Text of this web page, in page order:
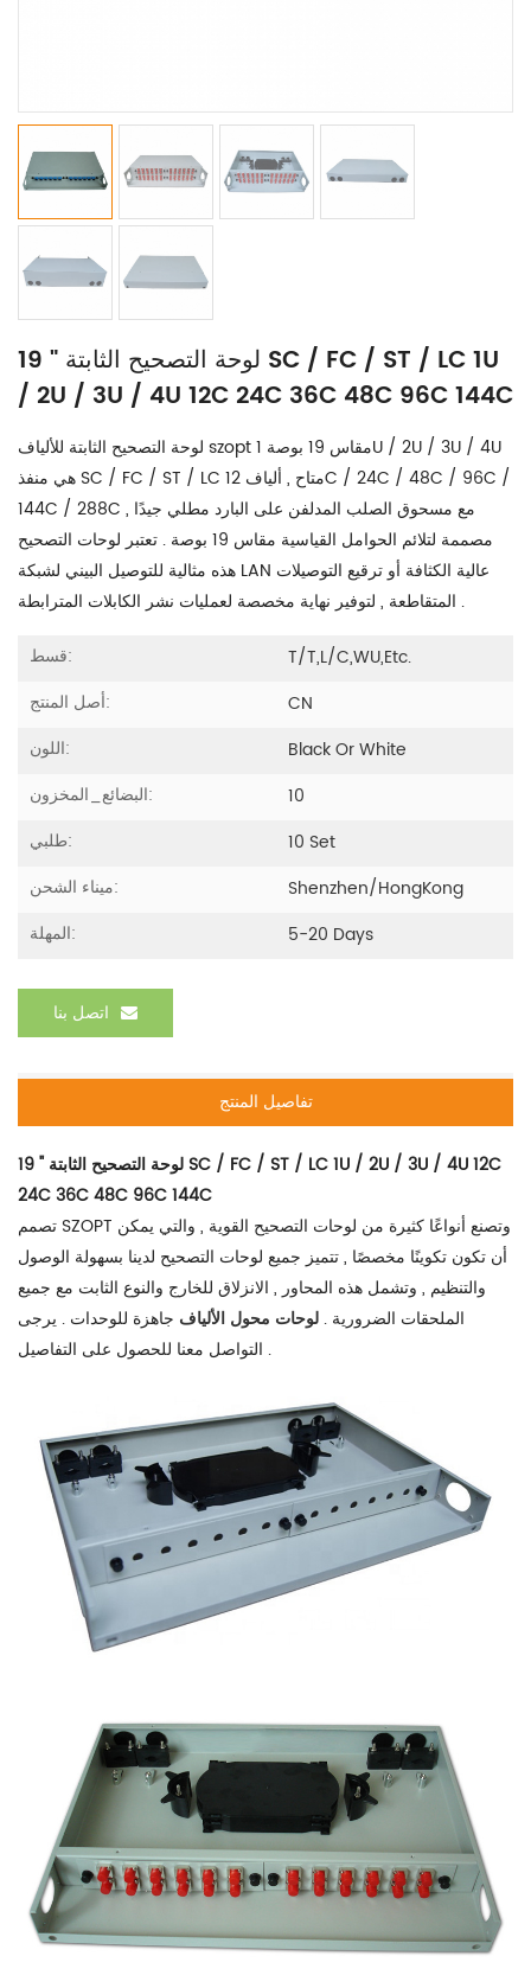
19 " لوحة التصحيح الثابتة SC / FC / ST / LC 1U
/ 2U / 3U / 4U 12C 24C 36C 48C 96C 144C
لوحة التصحيح الثابتة للألياف szopt مقاس 19 بوصة 1U / 2U / 3U / 4U
هي منفذ SC / FC / ST / LC متاح , ألياف 12C / 24C / 48C / 96C /
144C / 288C مع مسحوق الصلب المدلفن على البارد مطلي جيدًا ,
مصممة لتلائم الحوامل القياسية مقاس 19 بوصة . تعتبر لوحات التصحيح
هذه مثالية للتوصيل البيني لشبكة LAN عالية الكثافة أو ترقيع التوصيلات
المتقاطعة , لتوفير نهاية مخصصة لعمليات نشر الكابلات المترابطة .
قسط:
T/T,L/C,WU,etc.
أصل المنتج:
CN
اللون:
Black Or White
البضائع_المخزون:
10
طلبي:
10 Set
ميناء الشحن:
Shenzhen/HongKong
المهلة:
5-20 Days
اتصل بنا
تفاصيل المنتج
19 " لوحة التصحيح الثابتة SC / FC / ST / LC 1U / 2U / 3U / 4U 12C
24C 36C 48C 96C 144C
تصمم SZOPT وتصنع أنواعًا كثيرة من لوحات التصحيح القوية , والتي يمكن
أن تكون تكوينًا مخصصًا , تتميز جميع لوحات التصحيح لدينا بسهولة الوصول
والتنظيم , وتشمل هذه المحاور , الانزلاق للخارج والنوع الثابت مع جميع
الملحقات الضرورية . لوحات محول الألياف جاهزة للوحدات . يرجى
التواصل معنا للحصول على التفاصيل .